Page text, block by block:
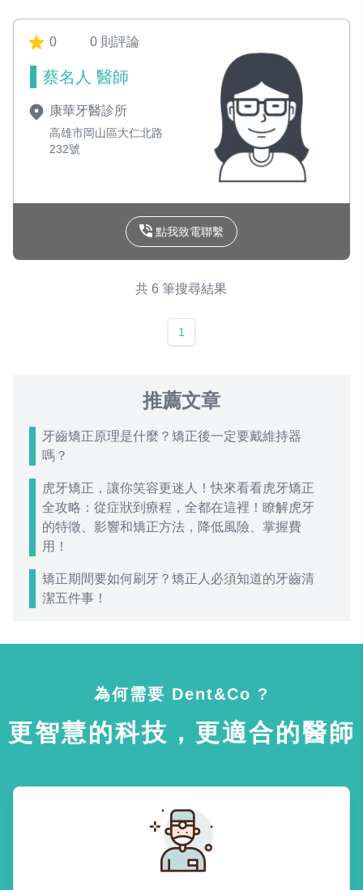
0 0 則評論
蔡名人 醫師
康華牙醫診所
高雄市岡山區大仁北路
232號
點我致電聯繫
共 6 筆搜尋結果
1
推薦文章
牙齒矯正原理是什麼？矯正後一定要戴維持器
嗎？
虎牙矯正，讓你笑容更迷人！快來看看虎牙矯正
全攻略：從症狀到療程，全都在這裡！瞭解虎牙
的特徵、影響和矯正方法，降低風險、掌握費
用！
矯正期間要如何刷牙？矯正人必須知道的牙齒清
潔五件事！
為何需要 Dent&Co ?
更智慧的科技，更適合的醫師